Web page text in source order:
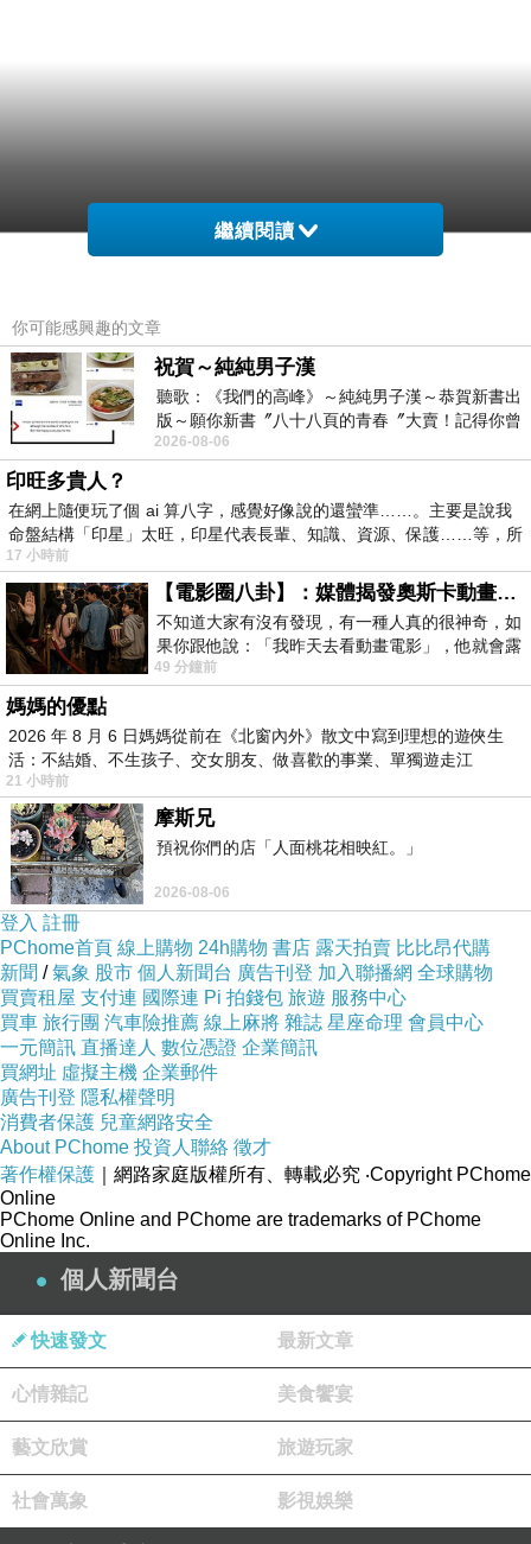
繼續閱讀
你可能感興趣的文章
祝賀～純純男子漢
聽歌：《我們的高峰》～純純男子漢～恭賀新書出
版～願你新書〞八十八頁的青春〞大賣！記得你曾
經在我的版留言…「好讚的圖^^感覺大家
2026-08-06
印旺多貴人？
在網上隨便玩了個 ai 算八字，感覺好像說的還蠻準……。主要是說我
命盤結構「印星」太旺，印星代表長輩、知識、資源、保護……等，所
17 小時前
【電影圈八卦】：媒體揭發奧斯卡動畫項目投票醜聞！好萊塢為什麼看不起動畫電影？
不知道大家有沒有發現，有一種人真的很神奇，如
果你跟他說：「我昨天去看動畫電影」，他就會露
出一種慈祥的微笑，然後問你是不是陪小
49 分鐘前
媽媽的優點
2026 年 8 月 6 日媽媽從前在《北窗內外》散文中寫到理想的遊俠生
活：不結婚、不生孩子、交女朋友、做喜歡的事業、單獨遊走江
湖⋯⋯，
21 小時前
摩斯兄
預祝你們的店「人面桃花相映紅。」
2026-08-06
登入 註冊
PChome首頁 線上購物 24h購物 書店 露天拍賣 比比昂代購
新聞 /氣象 股市 個人新聞台 廣告刊登 加入聯播網 全球購物
買賣租屋 支付連 國際連 Pi 拍錢包 旅遊 服務中心
買車 旅行團 汽車險推薦 線上麻將 雜誌 星座命理 會員中心
一元簡訊 直播達人 數位憑證 企業簡訊
買網址 虛擬主機 企業郵件
廣告刊登 隱私權聲明
消費者保護 兒童網路安全
About PChome 投資人聯絡 徵才
著作權保護 ｜網路家庭版權所有、轉載必究 ‧Copyright PChome
Online
PChome Online and PChome are trademarks of PChome
Online Inc.
個人新聞台
快速發文 最新文章
心情雜記 美食饗宴
藝文欣賞 旅遊玩家
社會萬象 影視娛樂